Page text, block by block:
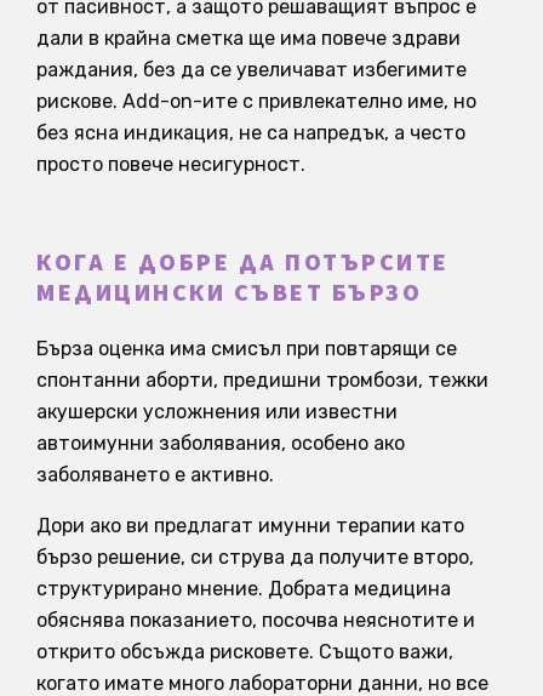
от пасивност, а защото решаващият въпрос е
дали в крайна сметка ще има повече здрави
раждания, без да се увеличават избегимите
рискове. Add-on-ите с привлекателно име, но
без ясна индикация, не са напредък, а често
просто повече несигурност.
КОГА Е ДОБРЕ ДА ПОТЪРСИТЕ
МЕДИЦИНСКИ СЪВЕТ БЪРЗО
Бърза оценка има смисъл при повтарящи се
спонтанни аборти, предишни тромбози, тежки
акушерски усложнения или известни
автоимунни заболявания, особено ако
заболяването е активно.
Дори ако ви предлагат имунни терапии като
бързо решение, си струва да получите второ,
структурирано мнение. Добрата медицина
обяснява показанието, посочва неяснотите и
открито обсъжда рисковете. Същото важи,
когато имате много лабораторни данни, но все